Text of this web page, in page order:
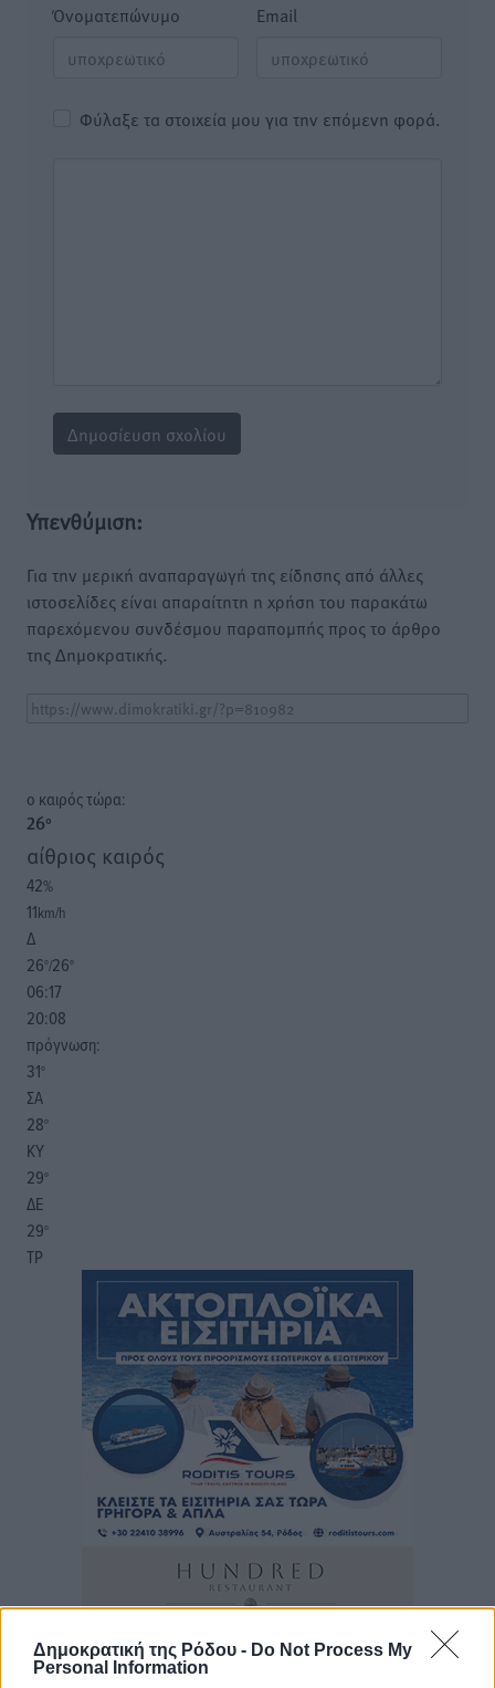
Δημοκρατική της Ρόδου - Do Not Process My
Personal Information
Όνοματεπώνυμο Email
Φύλαξε τα στοιχεία μου για την επόμενη φορά.
Υπενθύμιση:
Για την μερική αναπαραγωγή της είδησης από άλλες
ιστοσελίδες είναι απαραίτητη η χρήση του παρακάτω
παρεχόμενου συνδέσμου παραπομπής προς το άρθρο
της Δημοκρατικής.
o καιρός τώρα:
26°
αίθριος καιρός
42%
11km/h
Δ
26°/26°
06:17
20:08
πρόγνωση:
31°
ΣΑ
28°
ΚΥ
29°
ΔΕ
29°
ΤΡ